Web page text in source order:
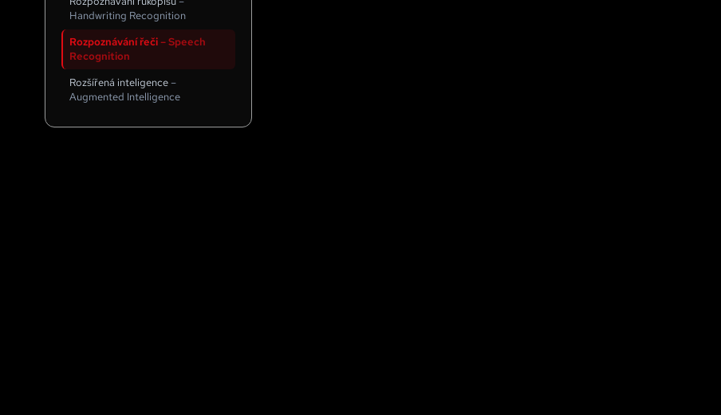
Handwriting Recognition
Rozpoznávání řeči–Speech
Recognition
Rozšířená inteligence–
Augmented Intelligence